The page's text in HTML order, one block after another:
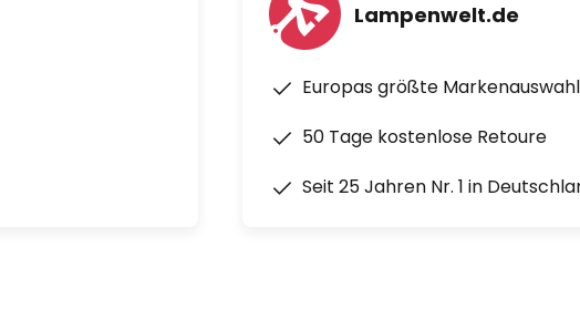
Lampenwelt.de
Europas größte Markenauswahl
50 Tage kostenlose Retoure
Seit 25 Jahren Nr. 1 in